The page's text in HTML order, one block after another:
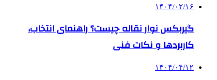
۱۴۰۴/۰۲/۱۶
گیربکس نوار نقاله چیست؟ راهنمای انتخاب،
کاربردها و نکات فنی
۱۴۰۴/۰۴/۱۲